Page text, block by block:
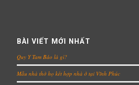
BÀI VIẾT MỚI NHẤT
Quy Y Tam Bảo là gì?
Mẫu nhà thờ họ kết hợp nhà ở tại Vĩnh Phúc